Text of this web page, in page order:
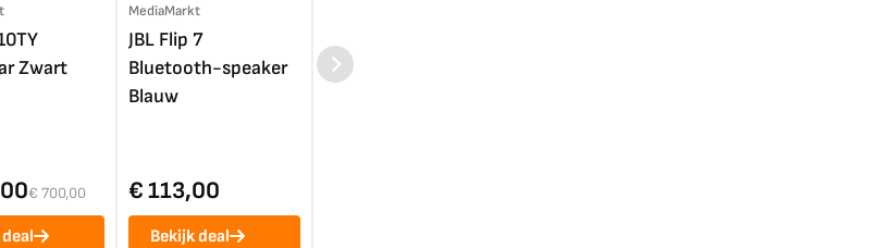
Zwart
€ 700,00
MediaMarkt
JBL Flip 7
Bluetooth-speaker
Blauw
€ 113,00
Bekijk deal
4K TV (2025)